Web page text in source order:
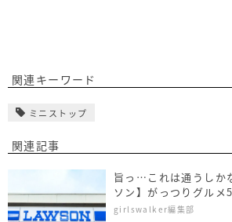
関連キーワード
ミニストップ
関連記事
旨っ…これは通うしか
ソン】がっつりグルメ
girlswalker編集部